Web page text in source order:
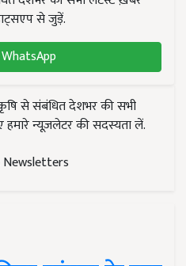
से जुड़ें.
से संबंधित देशभर की सभी
न्यूज़लेटर की सदस्यता लें.
Newsletters